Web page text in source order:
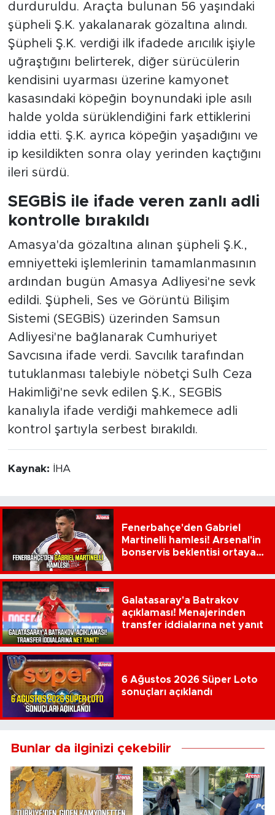
durduruldu. Araçta bulunan 56 yaşındaki
şüpheli Ş.K. yakalanarak gözaltına alındı.
Şüpheli Ş.K. verdiği ilk ifadede arıcılık işiyle
uğraştığını belirterek, diğer sürücülerin
kendisini uyarması üzerine kamyonet
kasasındaki köpeğin boynundaki iple asılı
halde yolda sürüklendiğini fark ettiklerini
iddia etti. Ş.K. ayrıca köpeğin yaşadığını ve
ip kesildikten sonra olay yerinden kaçtığını
ileri sürdü.
SEGBİS ile ifade veren zanlı adli
kontrolle bırakıldı
Amasya'da gözaltına alınan şüpheli Ş.K.,
emniyetteki işlemlerinin tamamlanmasının
ardından bugün Amasya Adliyesi'ne sevk
edildi. Şüpheli, Ses ve Görüntü Bilişim
Sistemi (SEGBİS) üzerinden Samsun
Adliyesi'ne bağlanarak Cumhuriyet
Savcısına ifade verdi. Savcılık tarafından
tutuklanması talebiyle nöbetçi Sulh Ceza
Hakimliği'ne sevk edilen Ş.K., SEGBİS
kanalıyla ifade verdiği mahkemece adli
kontrol şartıyla serbest bırakıldı.
Kaynak: İHA
Fenerbahçe'den Gabriel
Martinelli hamlesi! Arsenal'in
bonservis beklentisi ortaya
Galatasaray'a Batrakov
açıklaması! Menajerinden
transfer iddialarına net yanıt
6 Ağustos 2026 Süper Loto
sonuçları açıklandı
Bunlar da ilginizi çekebilir